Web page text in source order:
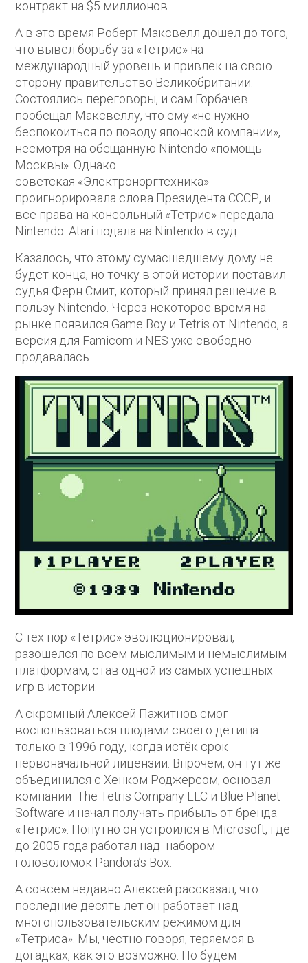
контракт на $5 миллионов.
А в это время Роберт Максвелл дошел до того,
что вывел борьбу за «Тетрис» на
международный уровень и привлек на свою
сторону правительство Великобритании.
Состоялись переговоры, и сам Горбачев
пообещал Максвеллу, что ему «не нужно
беспокоиться по поводу японской компании»,
несмотря на обещанную Nintendo «помощь
Москвы». Однако
советская «Электроноргтехника»
проигнорировала слова Президента СССР, и
все права на консольный «Тетрис» передала
Nintendo. Atari подала на Nintendo в суд…
Казалось, что этому сумасшедшему дому не
будет конца, но точку в этой истории поставил
судья Ферн Смит, который принял решение в
пользу Nintendo. Через некоторое время на
рынке появился Game Boy и Tetris от Nintendo, а
версия для Famicom и NES уже свободно
продавалась.
С тех пор «Тетрис» эволюционировал,
разошелся по всем мыслимым и немыслимым
платформам, став одной из самых успешных
игр в истории.
А скромный Алексей Пажитнов смог
воспользоваться плодами своего детища
только в 1996 году, когда истёк срок
первоначальной лицензии. Впрочем, он тут же
объединился с Хенком Роджерсом, основал
компании The Tetris Company LLC и Blue Planet
Software и начал получать прибыль от бренда
«Тетрис». Попутно он устроился в Microsoft, где
до 2005 года работал над набором
головоломок Pandora’s Box.
А совсем недавно Алексей рассказал, что
последние десять лет он работает над
многопользовательским режимом для
«Тетриса». Мы, честно говоря, теряемся в
догадках, как это возможно. Но будем